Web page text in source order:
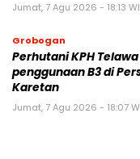
Jumat, 7 Agu 2026 - 18:13
Grobogan
Perhutani KPH
penggunaan B3 di
Karetan
Jumat, 7 Agu 2026 - 18:07